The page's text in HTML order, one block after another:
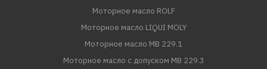
Моторное масло ROLF
Моторное масло LIQUI MOLY
Моторное масло MB 229.1
Моторное масло с допуском MB 229.3